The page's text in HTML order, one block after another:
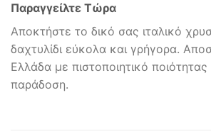
Παραγγείλτε Τώρα
Αποκτήστε το δικό σας ιταλικό
δαχτυλίδι εύκολα και γρήγορα.
Ελλάδα με πιστοποιητικό
παράδοση.